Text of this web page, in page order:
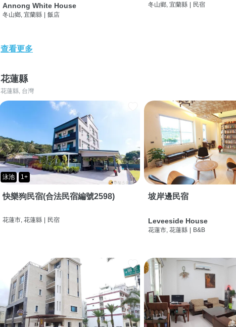
Annong White House
冬山鄉, 宜蘭縣 | 飯店
冬山鄉, 宜蘭縣 | 民宿
查看更多
花蓮縣
花蓮縣, 台灣
泳池 1+
快樂狗民宿(合法民宿編號2598)
花蓮市, 花蓮縣 | 民宿
坡岸邊民宿
Leveeside House
花蓮市, 花蓮縣 | B&B